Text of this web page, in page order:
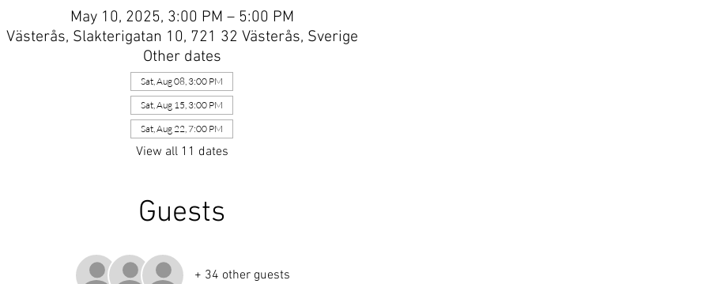
May 10, 2025, 3:00 PM – 5:00 PM
Västerås, Slakterigatan 10, 721 32 Västerås, Sverige
Other dates
Sat, Aug 08, 3:00 PM
Sat, Aug 15, 3:00 PM
Sat, Aug 22, 7:00 PM
View all 11 dates
Guests
+ 34 other guests